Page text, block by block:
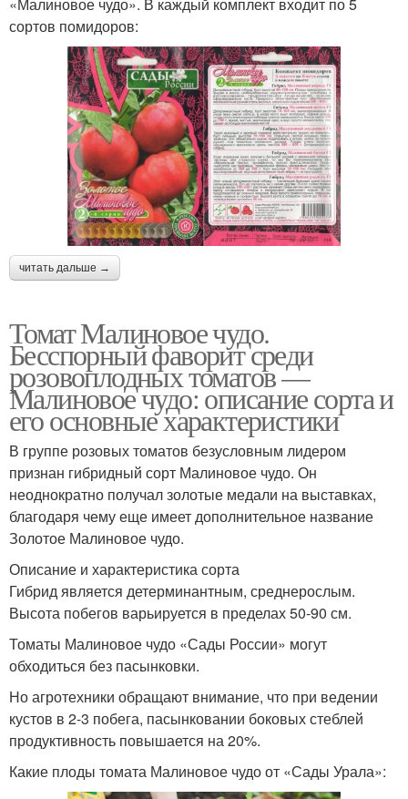
сортов помидоров:
читать дальше →
Томат Малиновое чудо.
Бесспорный фаворит среди
розовоплодных томатов —
Малиновое чудо: описание сорта и
его основные характеристики
В группе розовых томатов безусловным лидером
признан гибридный сорт Малиновое чудо. Он
неоднократно получал золотые медали на выставках,
благодаря чему еще имеет дополнительное название
Золотое Малиновое чудо.
Описание и характеристика сорта
Гибрид является детерминантным, среднерослым.
Высота побегов варьируется в пределах 50-90 см.
Томаты Малиновое чудо «Сады России» могут
обходиться без пасынковки.
Но агротехники обращают внимание, что при ведении
кустов в 2-3 побега, пасынковании боковых стеблей
продуктивность повышается на 20%.
Какие плоды томата Малиновое чудо от «Сады Урала»: